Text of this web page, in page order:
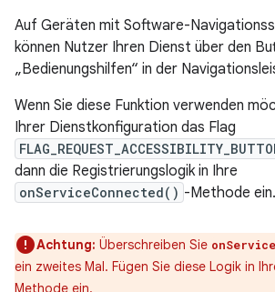
Auf Geräten mit Software-
können Nutzer Ihren Dienst über den
„Bedienungshilfen“ in der
Wenn Sie diese Funktion verwenden
Ihrer Dienstkonfiguration das Flag
dann die Registrierungslogik in Ihre
onServiceConnected() -Methode ein.
Achtung: Überschreiben Sie
ein zweites Mal. Fügen Sie diese Logik in
Methode ein.